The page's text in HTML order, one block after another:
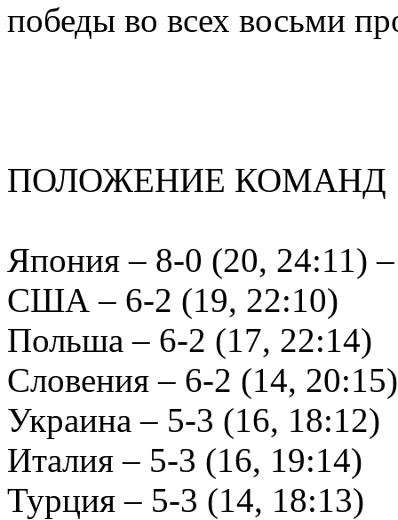
победы во всех восьми
ПОЛОЖЕНИЕ КОМАНД
Япония – 8-0 (20, 24:11)
США – 6-2 (19, 22:10)
Польша – 6-2 (17, 22:14)
Словения – 6-2 (14, 20:15)
Украина – 5-3 (16, 18:12)
Италия – 5-3 (16, 19:14)
Турция – 5-3 (14, 18:13)